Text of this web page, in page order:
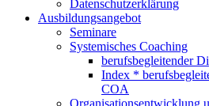
Datenschutzerklärung
Ausbildungsangebot
Seminare
Systemisches Coaching
berufsbegleitender
Index *
COA
Organisationsentwicklung